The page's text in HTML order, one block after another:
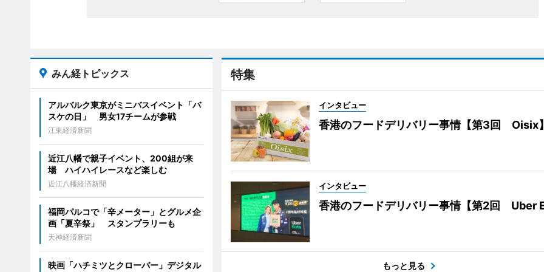
特集
インタビュー
香港のフードデリバリー事情【第3回 Oisix】
インタビュー
香港のフードデリバリー事情【第2回 Uber
もっと見る
みん経トピックス
アルバルク東京がミニバスイベント「バ
スケの日」 男女17チームが参戦
江東経済新聞
近江八幡で親子イベント、200組が来
場 ハイハイレースなど楽しむ
近江八幡経済新聞
福岡パルコで「辛メーター」とグルメ企
画「夏辛祭」 スタンプラリーも
天神経済新聞
映画「ハチミツとクローバー」デジタル